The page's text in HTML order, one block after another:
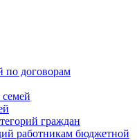
по договорам
граждан
работникам бюджетной